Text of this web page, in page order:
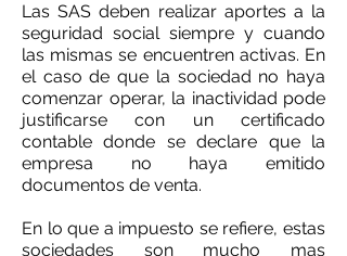
Las SAS deben realizar aportes a la
seguridad social siempre y cuando
las mismas se encuentren activas. En
el caso de que la sociedad no haya
comenzar operar, la inactividad pode
justificarse con un certificado
contable donde se declare que la
empresa no haya emitido
documentos de venta.
En lo que a impuesto se refiere, estas
sociedades son mucho mas